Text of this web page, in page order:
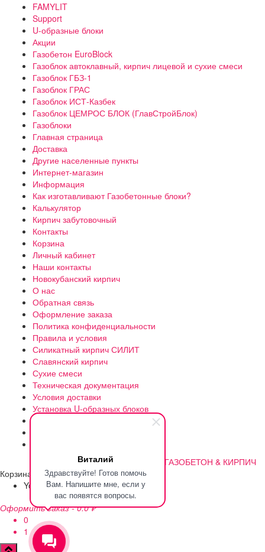
Виталий
Здравствуйте! Готов помочь
Вам. Напишите мне, если у
вас появятся вопросы.
FAMYLIT
Support
U-образные блоки
Акции
Газобетон EuroBlock
Газоблок автоклавный, кирпич лицевой и сухие смеси
Газоблок ГБЗ-1
Газоблок ГРАС
Газоблок ИСТ-Казбек
Газоблок ЦЕМРОС БЛОК (ГлавСтройБлок)
Газоблоки
Главная страница
Доставка
Другие населенные пункты
Интернет-магазин
Информация
Как изготавливают Газобетонные блоки?
Калькулятор
Кирпич забутовочный
Контакты
Корзина
Личный кабинет
Наши контакты
Новокубанский кирпич
О нас
Обратная связь
Оформление заказа
Политика конфиденциальности
Правила и условия
Силикатный кирпич СИЛИТ
Славянский кирпич
Сухие смеси
Техническая документация
Условия доставки
Установка U-образных блоков
Утепление газоблока
©2012-2023 | Разработано ГАЗОБЕТОН & КИРПИЧ
Корзина
Your cart is empty!Return to shop
Оформить заказ - 0.0 ₽
0
1